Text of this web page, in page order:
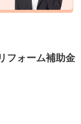
フォーム補助金